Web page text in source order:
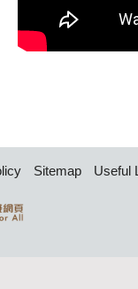
Sitemap Useful